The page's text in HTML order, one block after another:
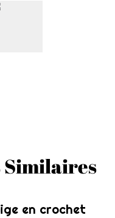
en crochet